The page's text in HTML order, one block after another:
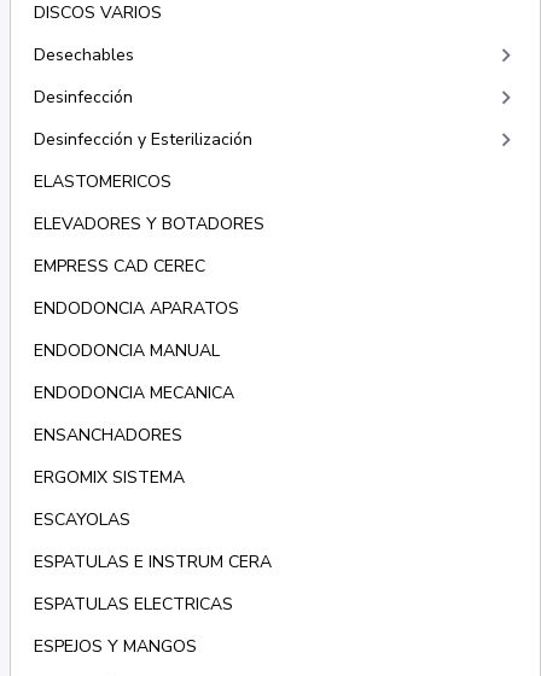
DISCOS VARIOS
Desechables
keyboard_arrow_right
Desinfección keyboard_arrow_right
Desinfección y Esterilización keyboard_arrow_right
ELASTOMERICOS
ELEVADORES Y BOTADORES
EMPRESS CAD CEREC
ENDODONCIA APARATOS
ENDODONCIA MANUAL
ENDODONCIA MECANICA
ENSANCHADORES
ERGOMIX SISTEMA
ESCAYOLAS
ESPATULAS E INSTRUM CERA
ESPATULAS ELECTRICAS
ESPEJOS Y MANGOS